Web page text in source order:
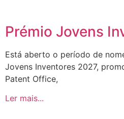
Prémio Jovens
Está aberto o período de
Jovens Inventores 2027,
Patent Office,
Ler mais...